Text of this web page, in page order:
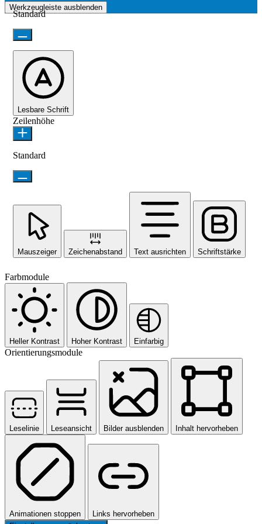
Werkzeugleiste ausblenden
Standard
Lesbare Schrift
Zeilenhöhe
Standard
Mauszeiger Zeichenabstand Text ausrichten Schriftstärke
Farbmodule
Heller Kontrast Hoher Kontrast Einfarbig
Orientierungsmodule
Leselinie Leseansicht Bilder ausblenden Inhalt hervorheben
Animationen stoppen
Links hervorheben